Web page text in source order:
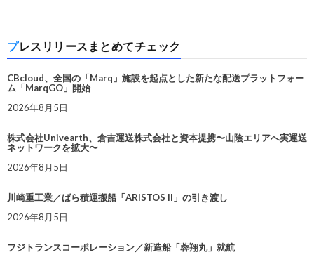
プレスリリースまとめてチェック
CBcloud、全国の「Marq」施設を起点とした新たな配送プラットフォー
ム「MarqGO」開始
2026年8月5日
株式会社Univearth、倉吉運送株式会社と資本提携〜山陰エリアへ実運送
ネットワークを拡大〜
2026年8月5日
川崎重工業／ばら積運搬船「ARISTOS II」の引き渡し
2026年8月5日
フジトランスコーポレーション／新造船「蓉翔丸」就航